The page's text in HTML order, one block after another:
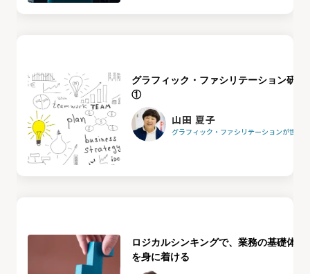
グラフィック・ファシリテーション研修
①
山田 夏子
グラフィック・ファシリテーションが世界
ロジカルシンキングで、業務の基礎体力
を身に着ける